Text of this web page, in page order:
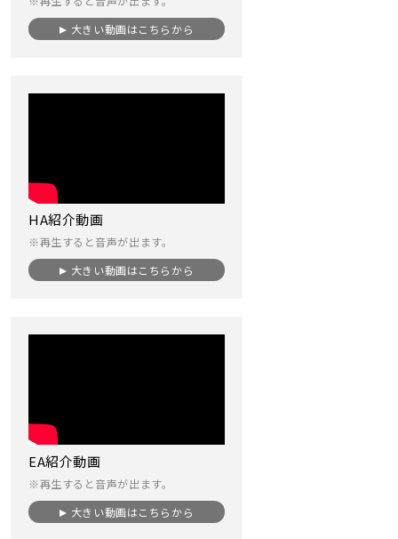
大きい動画はこちらから
HA紹介動画
※再生すると音声が出ます。
大きい動画はこちらから
EA紹介動画
※再生すると音声が出ます。
大きい動画はこちらから